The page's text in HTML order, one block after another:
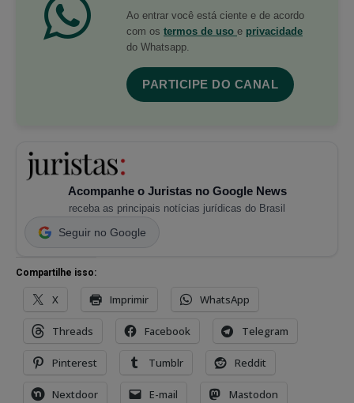
Ao entrar você está ciente e de acordo
com os termos de uso e privacidade
do Whatsapp.
PARTICIPE DO CANAL
Acompanhe o Juristas no Google News
receba as principais notícias jurídicas do Brasil
Seguir no Google
Compartilhe isso:
X Imprimir WhatsApp
Threads Facebook Telegram
Pinterest Tumblr Reddit
Nextdoor E-mail Mastodon